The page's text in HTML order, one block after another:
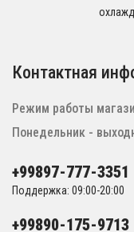
Контактная
Режим работы
Понедельник -
+99897-777-3351
Поддержка: 09:00-20:00
+99890-175-9713